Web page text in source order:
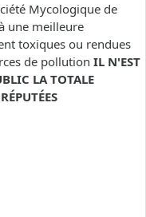
Mycologique de
une meilleure
toxiques ou rendues
de pollution IL N'EST
LA TOTALE